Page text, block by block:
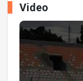
Video